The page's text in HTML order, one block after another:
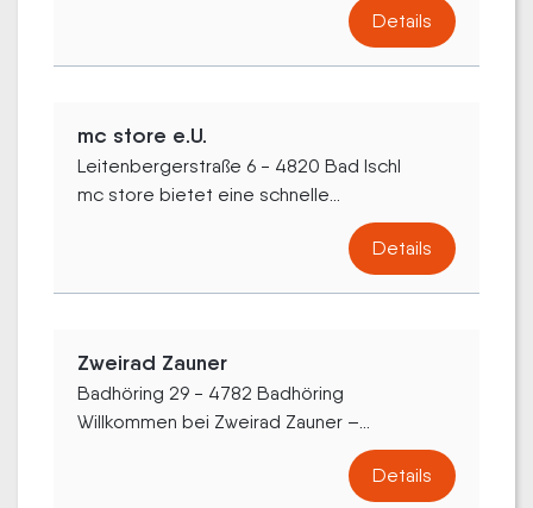
Details
mc store e.U.
Leitenbergerstraße 6 - 4820 Bad Ischl
mc store bietet eine schnelle...
Details
Zweirad Zauner
Badhöring 29 - 4782 Badhöring
Willkommen bei Zweirad Zauner –...
Details